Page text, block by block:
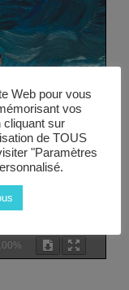
Web pour vous
vos
cliquant sur
de TOUS
"Paramètres